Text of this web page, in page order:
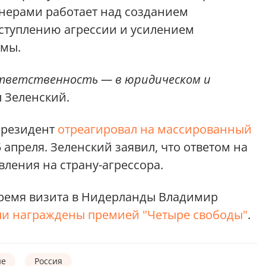
работает над созданием
агрессии и усилением
— в юридическом и
отреагировал на массированный
Зеленский заявил, что ответом на
на страну-агрессора.
визита в Нидерланды Владимир
награждены премией "Четыре свободы".
Россия